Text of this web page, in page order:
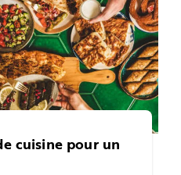
cuisine pour un